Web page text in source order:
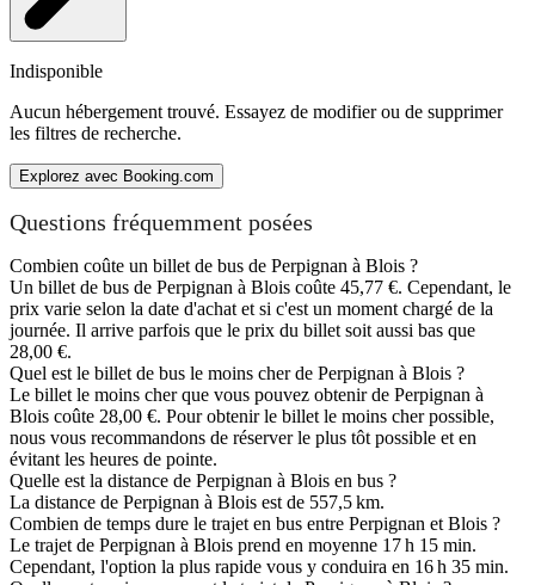
Indisponible
Aucun hébergement trouvé. Essayez de modifier ou de supprimer
les filtres de recherche.
Explorez avec Booking.com
Questions fréquemment posées
Combien coûte un billet de bus de Perpignan à Blois ?
Un billet de bus de Perpignan à Blois coûte 45,77 €. Cependant, le
prix varie selon la date d'achat et si c'est un moment chargé de la
journée. Il arrive parfois que le prix du billet soit aussi bas que
28,00 €.
Quel est le billet de bus le moins cher de Perpignan à Blois ?
Le billet le moins cher que vous pouvez obtenir de Perpignan à
Blois coûte 28,00 €. Pour obtenir le billet le moins cher possible,
nous vous recommandons de réserver le plus tôt possible et en
évitant les heures de pointe.
Quelle est la distance de Perpignan à Blois en bus ?
La distance de Perpignan à Blois est de 557,5 km.
Combien de temps dure le trajet en bus entre Perpignan et Blois ?
Le trajet de Perpignan à Blois prend en moyenne 17 h 15 min.
Cependant, l'option la plus rapide vous y conduira en 16 h 35 min.